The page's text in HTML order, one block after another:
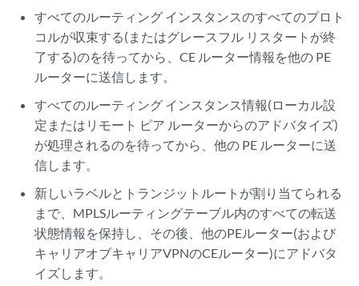
すべてのルーティング インスタンスのすべてのプロト
コルが収束する(またはグレースフル リスタートが終
了する)のを待ってから、CE ルーター情報を他の PE
ルーターに送信します。
すべてのルーティング インスタンス情報(ローカル設
定またはリモート ピア ルーターからのアドバタイズ)
が処理されるのを待ってから、他の PE ルーターに送
信します。
新しいラベルとトランジットルートが割り当てられる
まで、MPLSルーティングテーブル内のすべての転送
状態情報を保持し、その後、他のPEルーター(および
キャリアオブキャリアVPNのCEルーター)にアドバタ
イズします。